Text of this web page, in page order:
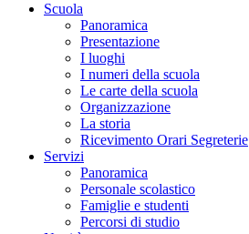
Scuola
Panoramica
Presentazione
I luoghi
I numeri della scuola
Le carte della scuola
Organizzazione
La storia
Ricevimento Orari Segreterie
Servizi
Panoramica
Personale scolastico
Famiglie e studenti
Percorsi di studio